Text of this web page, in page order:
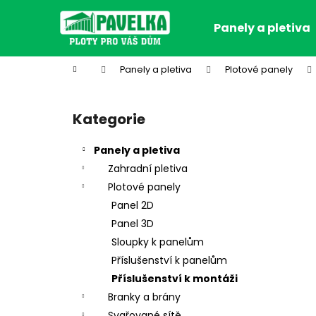
Panely a pletiva
Domů Panely a pletiva Plotové panely
Přeskočit
kategorie
Kategorie
Panely a pletiva
Zahradní pletiva
Plotové panely
Panel 2D
Panel 3D
Sloupky k panelům
Příslušenství k panelům
Příslušenství k montáži
Branky a brány
í
Zpět
do
Zpět
do